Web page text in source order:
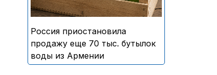
Россия приостановила
продажу еще 70 тыс. бутылок
воды из Армении